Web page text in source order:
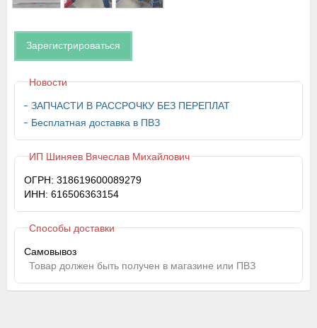
Зарегистрироваться
Новости
ЗАПЧАСТИ В РАССРОЧКУ БЕЗ ПЕРЕПЛАТ
Бесплатная доставка в ПВЗ
ИП Шиняев Вячеслав Михайлович
ОГРН: 318619600089279
ИНН: 616506363154
Способы доставки
Самовывоз
Товар должен быть получен в магазине или ПВЗ